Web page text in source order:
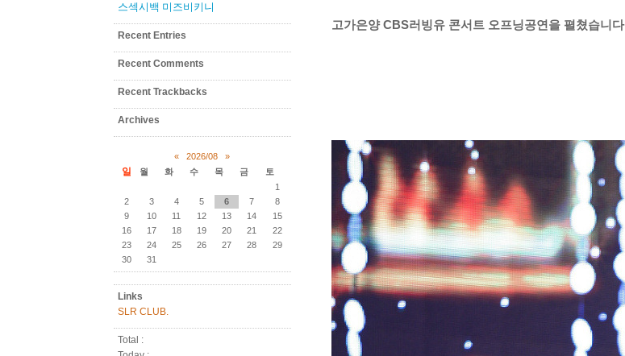
스섹시백 미즈비키니
Recent Entries
Recent Comments
Recent Trackbacks
Archives
« 2026/08 »
일 월 화 수 목 금
토
1
2
3 4 5 6 7
8
9
10 11 12 13 14
15
16
17 18 19 20 21
22
23
24 25 26 27 28
29
30
31
Links
SLR CLUB.
Total :
고가은양 CBS러빙유 콘서트 오프닝공연을 펼쳤습니다